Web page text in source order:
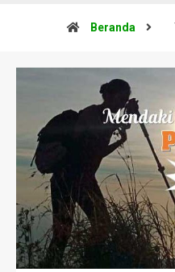
Beranda